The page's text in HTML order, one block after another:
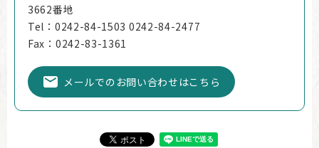
3662番地
Tel：0242-84-1503 0242-84-2477
Fax：0242-83-1361
メールでのお問い合わせはこちら